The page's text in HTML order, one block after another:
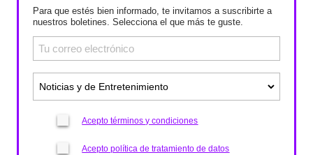
Para que estés bien informado, te invitamos a suscribirte a
nuestros boletines. Selecciona el que más te guste.
Acepto términos y condiciones
Acepto política de tratamiento de datos